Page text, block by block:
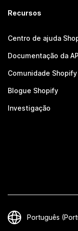
Recursos
Centro de ajuda
Documentação da API
Comunidade Shopify
Blogue Shopify
Investigação